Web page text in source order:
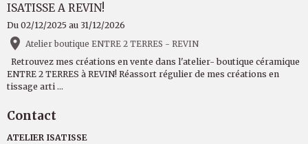
ISATISSE A REVIN!
Du 02/12/2025 au 31/12/2026
Atelier boutique ENTRE 2 TERRES - REVIN
Retrouvez mes créations en vente dans l'atelier- boutique céramique
ENTRE 2 TERRES à REVIN! Réassort régulier de mes créations en
tissage arti ...
Contact
ATELIER ISATISSE